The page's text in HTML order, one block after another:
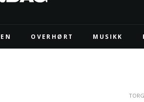
OVERHØRT MUSIKK